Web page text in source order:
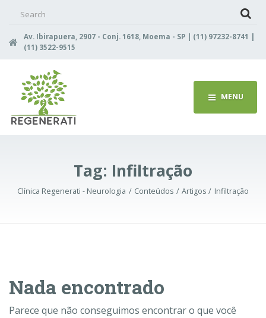
Av. Ibirapuera, 2907 - Conj. 1618, Moema - SP | (11) 97232-8741 |
(11) 3522-9515
MENU
Tag: Infiltração
Clínica Regenerati - Neurologia Conteúdos Artigos Infiltração
Nada encontrado
Parece que não conseguimos encontrar o que você